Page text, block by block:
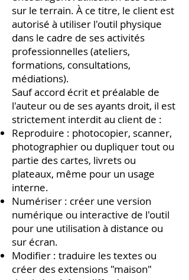
sur le terrain. À ce titre, le client est
autorisé à utiliser l'outil physique
dans le cadre de ses activités
professionnelles (ateliers,
formations, consultations,
médiations).
Sauf accord écrit et préalable de
l'auteur ou de ses ayants droit, il est
strictement interdit au client de :
Reproduire : photocopier, scanner,
photographier ou dupliquer tout ou
partie des cartes, livrets ou
plateaux, même pour un usage
interne.
Numériser : créer une version
numérique ou interactive de l'outil
pour une utilisation à distance ou
sur écran.
Modifier : traduire les textes ou
créer des extensions "maison"